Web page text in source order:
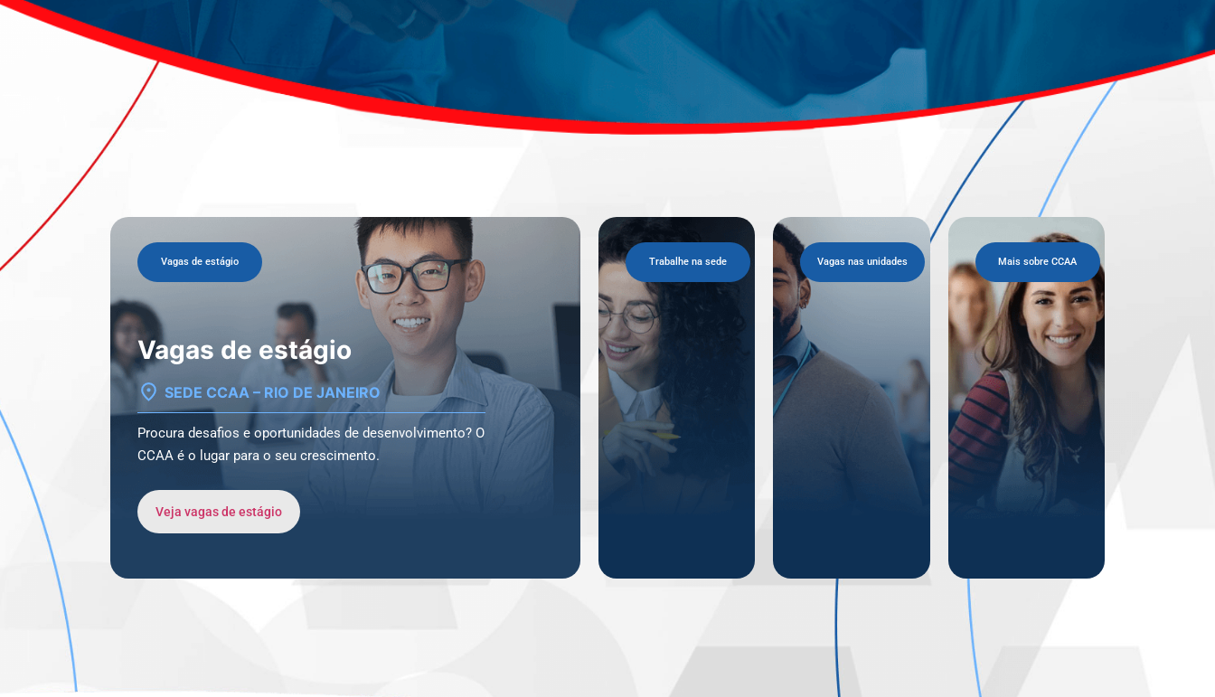
Vagas de estágio
Vagas de estágio
SEDE CCAA – RIO DE JANEIRO
Procura desafios e oportunidades de desenvolvimento? O
CCAA é o lugar para o seu crescimento.
Veja vagas de estágio